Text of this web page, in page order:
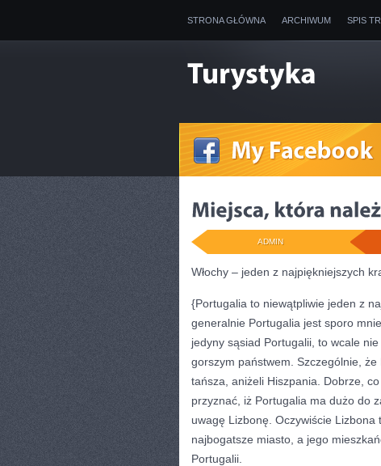
STRONA GŁÓWNA ARCHIWUM SPIS
ADMIN
Włochy – jeden z najpiękniejszych
{Portugalia to niewątpliwie jeden z
generalnie Portugalia jest sporo
jedyny sąsiad Portugalii, to wcale
gorszym państwem. Szczególnie,
tańsza, aniżeli Hiszpania. Dobrze,
przyznać, iż Portugalia ma dużo do
uwagę Lizbonę. Oczywiście
najbogatsze miasto, a jego
Portugalii.